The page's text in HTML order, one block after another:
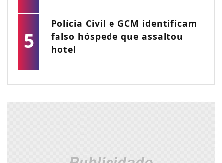
5
Polícia Civil e GCM identificam
falso hóspede que assaltou
hotel